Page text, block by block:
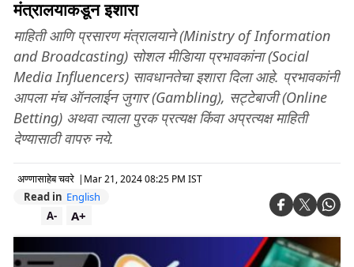
मंत्रालयाकडून इशारा
माहिती आणि प्रसारण मंत्रालयाने (Ministry of Information
and Broadcasting) सोशल मीडिाया प्रभावकांना (Social
Media Influencers) सावधानतेचा इशारा दिला आहे. प्रभावकांनी
आपला मंच ऑनलाईन जुगार (Gambling), सट्टेबाजी (Online
Betting) अथवा त्याला पुरक प्रत्यक्ष किंवा अप्रत्यक्ष माहिती
देण्यासाठी वापरु नये.
अण्णासाहेब चवरे | Mar 21, 2024 08:25 PM IST
Read in English
A+
A-